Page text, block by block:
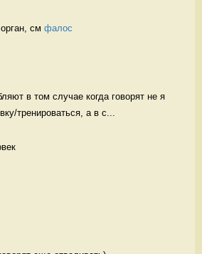
см фалос
в том случае когда говорят не я
тренироваться, а в с...